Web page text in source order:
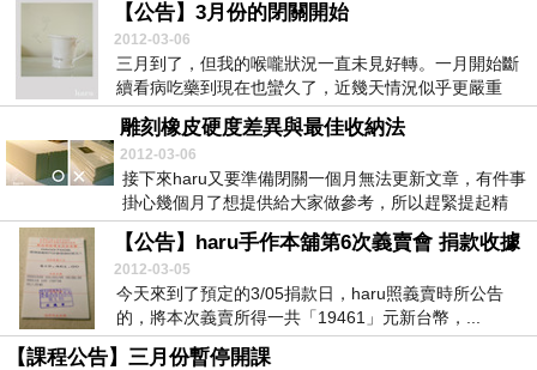
【公告】3月份的閉關開始
2012-03-06
三月到了，但我的喉嚨狀況一直未見好轉。一月開始斷
續看病吃藥到現在也蠻久了，近幾天情況似乎更嚴重
些，所...
雕刻橡皮硬度差異與最佳收納法
2012-03-06
接下來haru又要準備閉關一個月無法更新文章，有件事
掛心幾個月了想提供給大家做參考，所以趕緊提起精
神...
【公告】haru手作本舖第6次義賣會 捐款收據
2012-03-05
今天來到了預定的3/05捐款日，haru照義賣時所公告
的，將本次義賣所得一共「19461」元新台幣，...
【課程公告】三月份暫停開課